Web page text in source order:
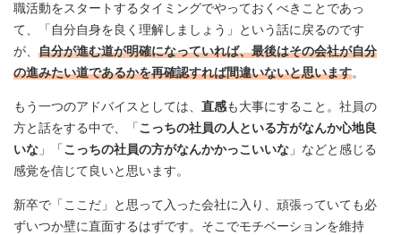
職活動をスタートするタイミングでやっておくべきことであっ
て、「自分自身を良く理解しましょう」という話に戻るのです
が、 自分が進む道が明確になっていれば、最後はその会社が自分
の進みたい道であるかを再確認すれば間違いないと思います。
もう一つのアドバイスとしては、 直感も大事にすること。社員の
方と話をする中で、「こっちの社員の人といる方がなんか心地良
いな 」「こっちの社員の方がなんかかっこいいな 」などと感じる
感覚を信じて良いと思います。
新卒で「ここだ」と思って入った会社に入り、頑張っていても必
ずいつか壁に直面するはずです。そこでモチベーションを維持